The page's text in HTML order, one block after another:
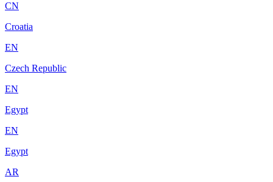
CN
Croatia
EN
Czech Republic
EN
Egypt
EN
Egypt
AR